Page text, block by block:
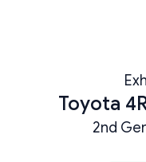
Toyota
2nd